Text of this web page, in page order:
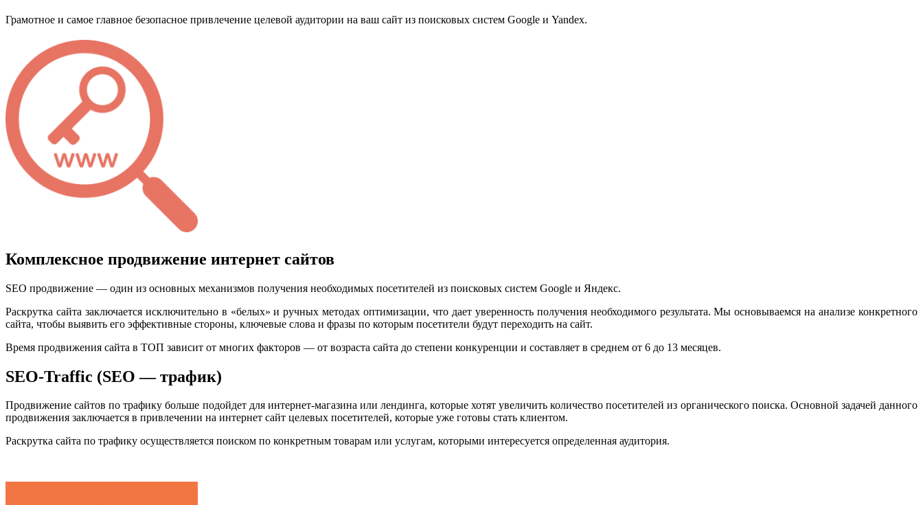
Грамотное и самое главное безопасное привлечение целевой аудитории на ваш сайт из поисковых систем Google и Yandex.
Комплексное продвижение интернет сайтов
SEO продвижение — один из основных механизмов получения необходимых посетителей из поисковых систем Google и Яндекс.
Раскрутка сайта заключается исключительно в «белых» и ручных методах оптимизации, что дает уверенность получения необходимого результата. Мы основываемся на анализе конкретного
сайта, чтобы выявить его эффективные стороны, ключевые слова и фразы по которым посетители будут переходить на сайт.
Время продвижения сайта в ТОП зависит от многих факторов — от возраста сайта до степени конкуренции и составляет в среднем от 6 до 13 месяцев.
SEO-Traffic (SEO — трафик)
Продвижение сайтов по трафику больше подойдет для интернет-магазина или лендинга, которые хотят увеличить количество посетителей из органического поиска. Основной задачей данного
продвижения заключается в привлечении на интернет сайт целевых посетителей, которые уже готовы стать клиентом.
Раскрутка сайта по трафику осуществляется поиском по конкретным товарам или услугам, которыми интересуется определенная аудитория.